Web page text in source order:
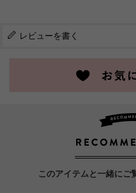
レビューを書く
このアイテムと一緒にご